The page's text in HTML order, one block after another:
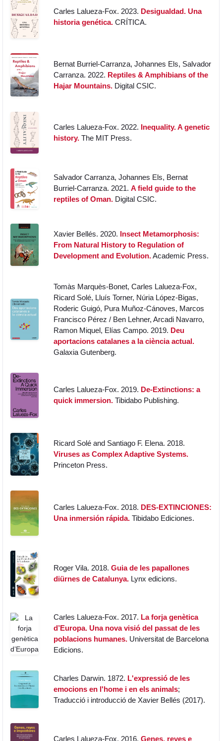
Carles Lalueza-Fox. 2023. Desigualdad. Una
historia genética. CRÍTICA.
Bernat Burriel-Carranza, Johannes Els, Salvador
Carranza. 2022. Reptiles & Amphibians of the
Hajar Mountains. Digital CSIC.
Carles Lalueza-Fox. 2022.
Inequality. A genetic
history. The MIT Press.
Salvador Carranza, Johannes Els, Bernat
Burriel-Carranza. 2021. A field guide to the
reptiles of Oman. Digital CSIC.
Xavier Bellés. 2020.
Insect Metamorphosis:
From Natural History to Regulation of
Development and Evolution.Academic Press.
Tomàs Marquès-Bonet, Carles Lalueza-Fox,
Ricard Solé, Lluís Torner, Núria López-Bigas,
Roderic Guigó, Pura Muñoz-Cánoves, Marcos
Francisco Pérez / Ben Lehner, Arcadi Navarro,
Ramon Miquel, Elías Campo. 2019. Deu
aportacions catalanes a la ciència actual.
Galaxia Gutenberg.
Carles Lalueza-Fox. 2019. De-Extinctions: a
quick immersion. Tibidabo Publishing.
Ricard Solé and Santiago F. Elena. 2018.
Viruses as Complex Adaptive Systems.
Princeton Press.
Carles Lalueza-Fox. 2018. DES-EXTINCIONES:
Una inmersión rápida. Tibidabo Ediciones.
Roger Vila. 2018. Guia de les papallones
diürnes de Catalunya. Lynx edicions.
Carles Lalueza-Fox. 2017. La forja genètica
d’Europa. Una nova visió del passat de les
poblacions humanes. Universitat de Barcelona
Edicions.
Charles Darwin. 1872. L'expressió de les
emocions en l'home i en els animals;
Traducció i introducció de Xavier Bellés (2017).
Carles Lalueza-Fox. 2016. Genes, reyes e